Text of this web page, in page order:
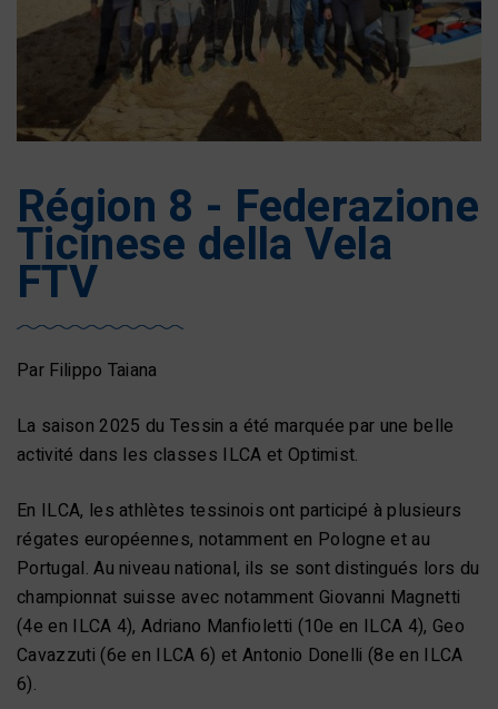
Région 8 - Federazione
Ticinese della Vela
FTV
Par Filippo Taiana
La saison 2025 du Tessin a été marquée par une belle
activité dans les classes ILCA et Optimist.
En ILCA, les athlètes tessinois ont participé à plusieurs
régates européennes, notamment en Pologne et au
Portugal. Au niveau national, ils se sont distingués lors du
championnat suisse avec notamment Giovanni Magnetti
(4e en ILCA 4), Adriano Manfioletti (10e en ILCA 4), Geo
Cavazzuti (6e en ILCA 6) et Antonio Donelli (8e en ILCA
6).